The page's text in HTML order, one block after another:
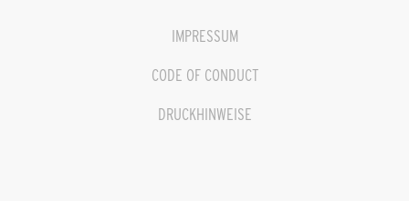
IMPRESSUM
CODE OF CONDUCT
DRUCKHINWEISE